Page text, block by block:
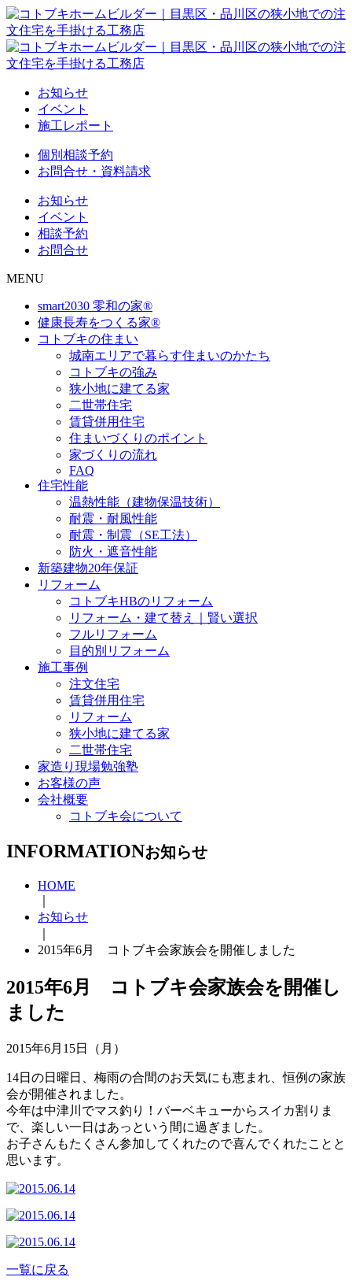
お知らせ
イベント
施工レポート
個別相談予約
お問合せ・資料請求
お知らせ
イベント
相談予約
お問合せ
MENU
smart2030 零和の家®
健康長寿をつくる家®
コトブキの住まい
城南エリアで暮らす住まいのかたち
コトブキの強み
狭小地に建てる家
二世帯住宅
賃貸併用住宅
住まいづくりのポイント
家づくりの流れ
FAQ
住宅性能
温熱性能（建物保温技術）
耐震・耐風性能
耐震・制震（SE工法）
防火・遮音性能
新築建物20年保証
リフォーム
コトブキHBのリフォーム
リフォーム・建て替え｜賢い選択
フルリフォーム
目的別リフォーム
施工事例
注文住宅
賃貸併用住宅
リフォーム
狭小地に建てる家
二世帯住宅
家造り現場勉強塾
お客様の声
会社概要
コトブキ会について
INFORMATIONお知らせ
HOME
お知らせ
2015年6月 コトブキ会家族会を開催しました
2015年6月 コトブキ会家族会を開催し
ました
2015年6月15日（月）
14日の日曜日、梅雨の合間のお天気にも恵まれ、恒例の家族
会が開催されました。
今年は中津川でマス釣り！バーベキューからスイカ割りま
で、楽しい一日はあっという間に過ぎました。
お子さんもたくさん参加してくれたので喜んでくれたことと
思います。
一覧に戻る